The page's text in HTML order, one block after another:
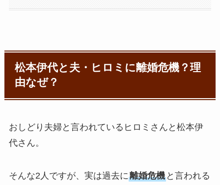
松本伊代と夫・ヒロミに離婚危機？理
由なぜ？
おしどり夫婦と言われているヒロミさんと松本伊
代さん。
そんな2人ですが、実は過去に離婚危機と言われる